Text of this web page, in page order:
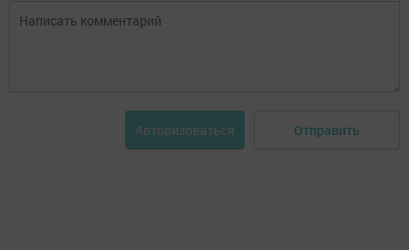
Авторизоваться Отправить